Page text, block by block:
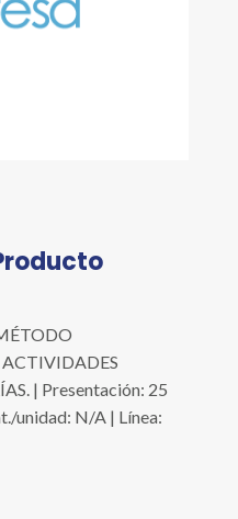
| Presentación: 25
unidad: N/A | Línea: